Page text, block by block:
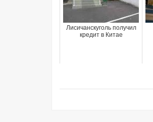
Лисичанскуголь получил
кредит в Китае